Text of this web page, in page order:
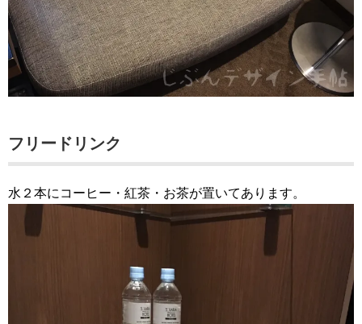
フリードリンク
水２本にコーヒー・紅茶・お茶が置いてあります。